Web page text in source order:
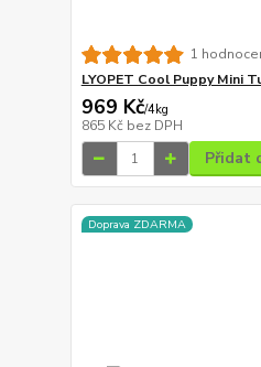
1
LYOPET Cool Puppy Mini
969 Kč/4kg
865 Kč bez DPH
Přidat
Doprava ZDARMA